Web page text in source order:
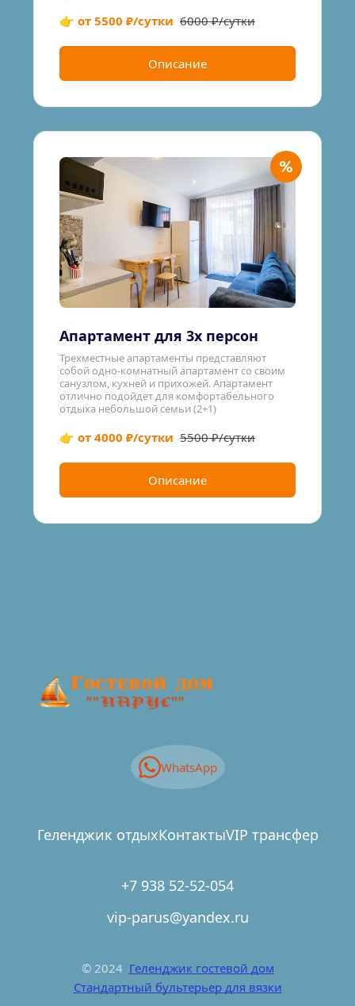
👉 от 5500 ₽/сутки 6000 ₽/сутки
Описание
Апартамент для 3х персон
Трехместные апартаменты представляют
собой одно-комнатный апартамент со своим
санузлом, кухней и прихожей. Апартамент
отлично подойдет для комфортабельного
отдыха небольшой семьи (2+1)
👉 от 4000 ₽/сутки 5500 ₽/сутки
Описание
WhatsApp
Геленджик отдыхКонтактыVIP трансфер
+7 938 52-52-054
vip-parus@yandex.ru
© 2024 Геленджик гостевой дом
Стандартный бультерьер для вязки